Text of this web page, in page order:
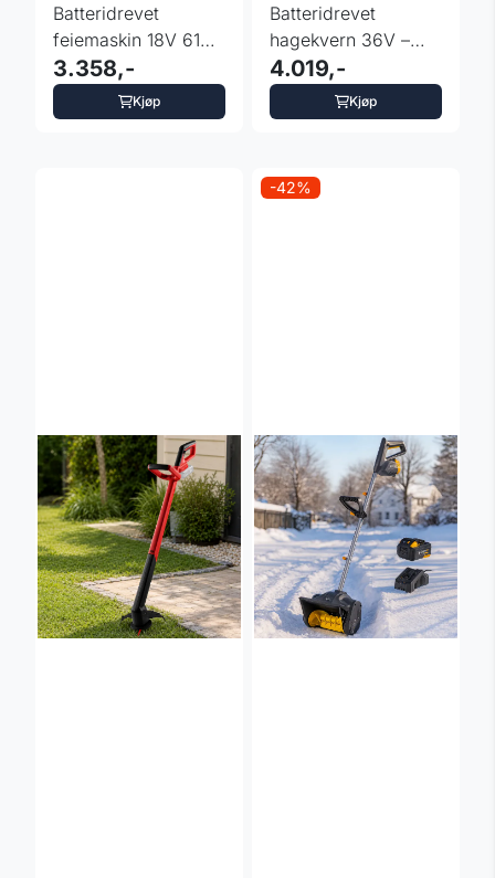
Batteridrevet
feiemaskin 18V 610
mm – Einhell
3.358,-
Kjøp
Batteridrevet
hagekvern 36V –
Einhell REDAXXO
36/25
4.019,-
Kjøp
-42%